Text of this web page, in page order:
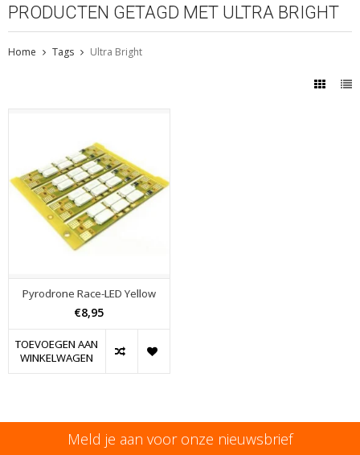
PRODUCTEN GETAGD MET ULTRA BRIGHT
Home Tags Ultra Bright
Pyrodrone Race-LED Yellow
€8,95
TOEVOEGEN AAN
WINKELWAGEN
Meld je aan voor onze nieuwsbrief